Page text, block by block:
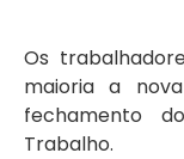
Os
maioria a
fechamento
Trabalho.